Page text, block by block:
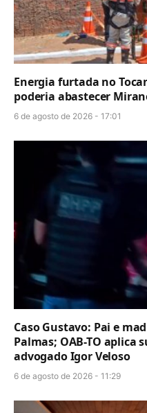
Energia furtada no
poderia abastecer
6 de agosto de 2026 - 17:01
Caso Gustavo: Pai e
Palmas; OAB-TO aplica
advogado Igor Veloso
6 de agosto de 2026 - 11:29